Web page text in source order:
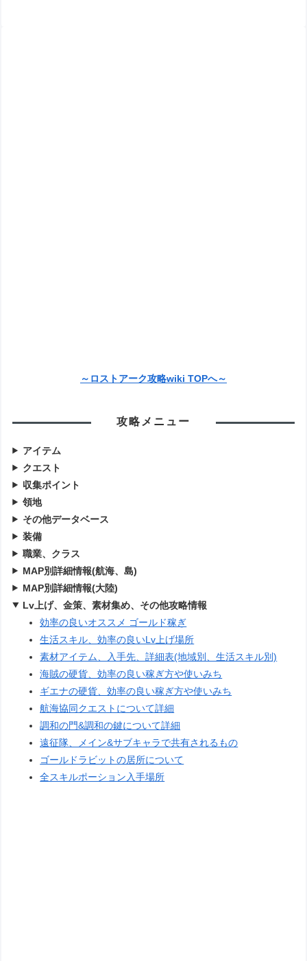
～ロストアーク攻略wiki TOPへ～
攻略メニュー
アイテム
クエスト
収集ポイント
領地
その他データベース
装備
職業、クラス
MAP別詳細情報(航海、島)
MAP別詳細情報(大陸)
Lv上げ、金策、素材集め、その他攻略情報
効率の良いオススメ ゴールド稼ぎ
生活スキル、効率の良いLv上げ場所
素材アイテム、入手先、詳細表(地域別、生活スキル別)
海賊の硬貨、効率の良い稼ぎ方や使いみち
ギエナの硬貨、効率の良い稼ぎ方や使いみち
航海協同クエストについて詳細
調和の門&調和の鍵について詳細
遠征隊、メイン&サブキャラで共有されるもの
ゴールドラビットの居所について
全スキルポーション入手場所